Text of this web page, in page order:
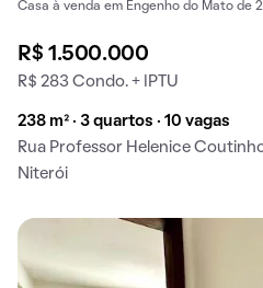
Casa à venda em Engenho do Mato de
R$ 1.500.000
R$ 283 Condo. + IPTU
238 m² · 3 quartos · 10 vagas
Rua Professor Helenice
Niterói